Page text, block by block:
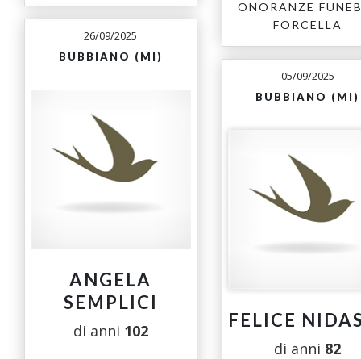
ONORANZE
FORCELLA
26/09/2025
BUBBIANO (MI)
ANGELA
SEMPLICI
di anni 102
05/09/2025
BUBBIANO (MI)
FELICE
di anni 82